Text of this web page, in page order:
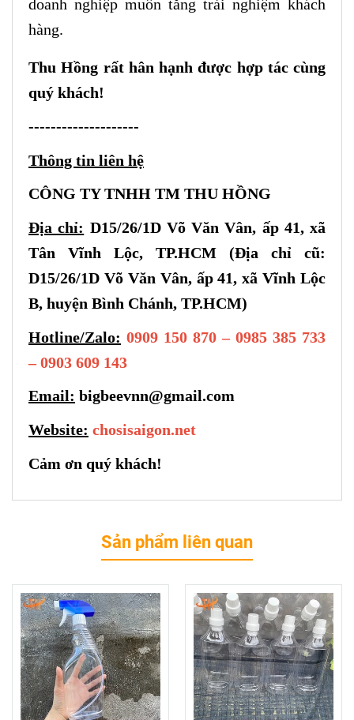
doanh nghiệp muốn tăng trải nghiệm khách
hàng.
Thu Hồng rất hân hạnh được hợp tác cùng
quý khách!
--------------------
Thông tin liên hệ
CÔNG TY TNHH TM THU HỒNG
Địa chỉ: D15/26/1D Võ Văn Vân, ấp 41, xã
Tân Vĩnh Lộc, TP.HCM (Địa chỉ cũ:
D15/26/1D Võ Văn Vân, ấp 41, xã Vĩnh Lộc
B, huyện Bình Chánh, TP.HCM)
Hotline/Zalo: 0909 150 870 – 0985 385 733
– 0903 609 143
Email: bigbeevnn@gmail.com
Website: chosisaigon.net
Cảm ơn quý khách!
Sản phẩm liên quan